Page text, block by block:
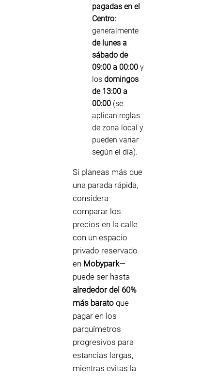
pagadas en el
Centro:
generalmente
de lunes a
sábado de
09:00 a 00:00 y
los domingos
de 13:00 a
00:00 (se
aplican reglas
de zona local y
pueden variar
según el día).
Si planeas más que
una parada rápida,
considera
comparar los
precios en la calle
con un espacio
privado reservado
en Mobypark—
puede ser hasta
alrededor del 60%
más barato que
pagar en los
parquímetros
progresivos para
estancias largas,
mientras evitas la